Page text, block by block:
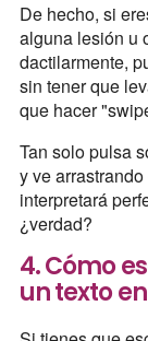
De hecho, si
alguna lesión u
dactilarmente,
sin tener que
que hacer
Tan solo pulsa
y ve
interpretará
¿verdad?
4. Cómo
un texto